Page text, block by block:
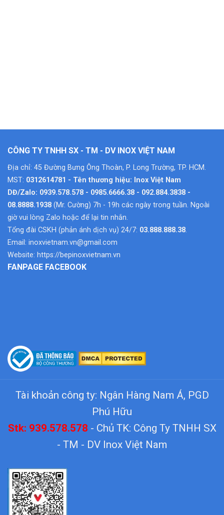
CÔNG TY TNHH SX - TM - DV INOX VIỆT NAM
Địa chỉ: 45 Đường Bưng Ông Thoàn, P. Long Trường, TP. HCM.
MST: 0312614781 - Tên thương hiệu: Inox Việt Nam
DĐ/Zalo: 0939.578.578 - 0985.6666.38 - 092.884.3838 -
08.8888.1938 (Mr. Cường) 7h - 19h các ngày trong tuần. Ngoài
giờ vui lòng Zalo hoặc để lại tin nhắn.
Tổng đài CSKH (phản ánh dịch vụ) 24/7: 03.888.888.38.
Email: inoxvietnam.vn@gmail.com
Website: https://bepinoxvietnam.vn
FANPAGE FACEBOOK
Tài khoản công ty: Ngân Hàng Nam Á, PGD
Phú Hữu
Stk: 939.578.578 - Chủ TK: Công Ty TNHH SX
- TM - DV Inox Việt Nam